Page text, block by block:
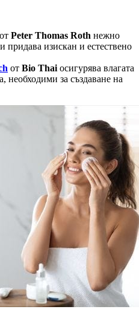
от Peter Thomas Roth нежно
придава изискан и естествено
от Bio Thai осигурява влагата
необходими за създаване на